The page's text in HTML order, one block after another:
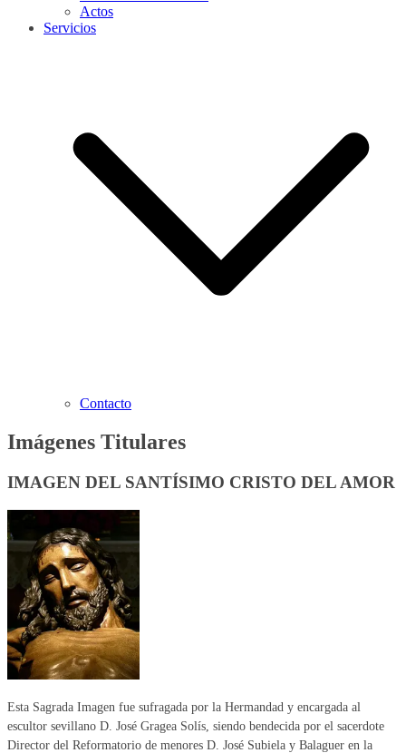
Actos
Servicios
Contacto
Imágenes Titulares
IMAGEN DEL SANTÍSIMO CRISTO DEL AMOR
Esta Sagrada Imagen fue sufragada por la Hermandad y encargada al
escultor sevillano D. José Gragea Solís, siendo bendecida por el sacerdote
Director del Reformatorio de menores D. José Subiela y Balaguer en la